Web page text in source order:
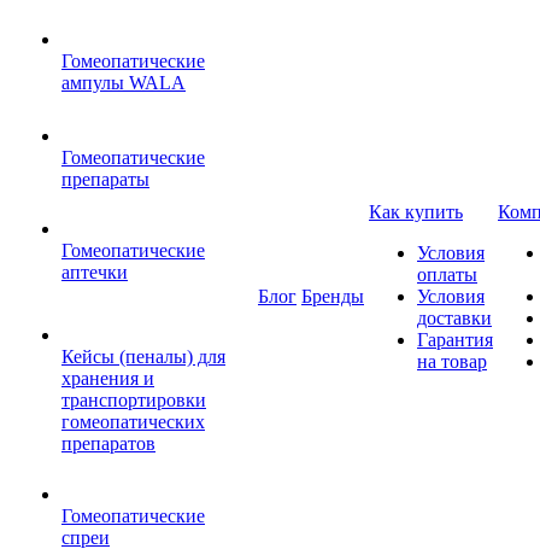
Гомеопатические
ампулы WALA
Гомеопатические
препараты
Гомеопатические
аптечки
Кейсы (пеналы) для
хранения и
транспортировки
гомеопатических
препаратов
Гомеопатические
спреи
Блог Бренды
Как купить
Условия
оплаты
Условия
доставки
Гарантия
на товар